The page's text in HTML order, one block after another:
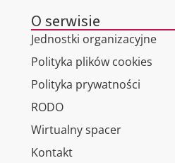
O serwisie
Jednostki organizacyjne
Polityka plików cookies
Polityka prywatności
RODO
Wirtualny spacer
Kontakt